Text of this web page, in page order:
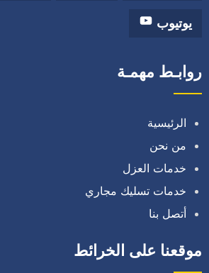
يوتيوب
روابـط مهمـة
الرئيسية
من نحن
خدمات العزل
خدمات تسليك مجاري
أتصل بنا
موقعنا على الخرائط